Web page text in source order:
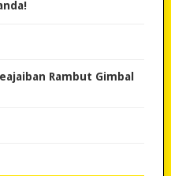
Rambut Gimbal